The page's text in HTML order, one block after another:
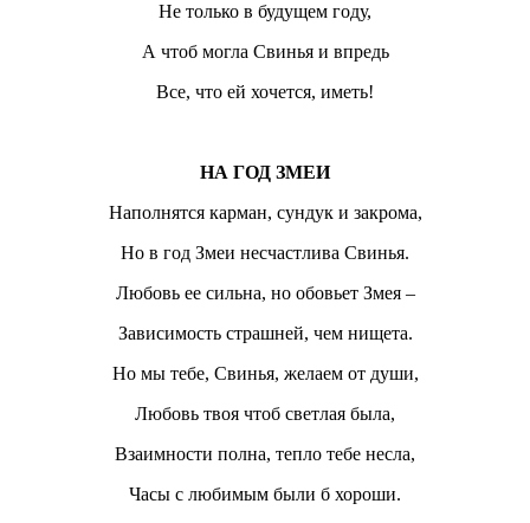
Не только в будущем году,
А чтоб могла Свинья и впредь
Все, что ей хочется, иметь!
НА ГОД ЗМЕИ
Наполнятся карман, сундук и закрома,
Но в год Змеи несчастлива Свинья.
Любовь ее сильна, но обовьет Змея –
Зависимость страшней, чем нищета.
Но мы тебе, Свинья, желаем от души,
Любовь твоя чтоб светлая была,
Взаимности полна, тепло тебе несла,
Часы с любимым были б хороши.